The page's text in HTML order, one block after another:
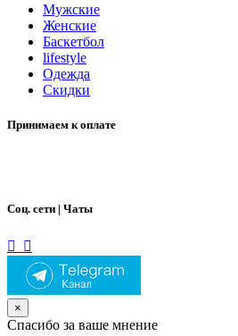
Мужские
Женские
Баскетбол
lifestyle
Одежда
Скидки
Принимаем к оплате
Соц. сети | Чаты
×
Спасибо за ваше мнение